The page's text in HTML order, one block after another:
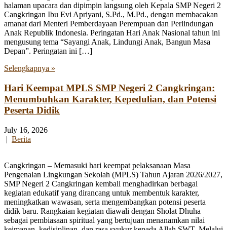
halaman upacara dan dipimpin langsung oleh Kepala SMP Negeri 2
Cangkringan Ibu Evi Apriyani, S.Pd., M.Pd., dengan membacakan
amanat dari Menteri Pemberdayaan Perempuan dan Perlindungan
Anak Republik Indonesia. Peringatan Hari Anak Nasional tahun ini
mengusung tema “Sayangi Anak, Lindungi Anak, Bangun Masa
Depan”. Peringatan ini […]
Selengkapnya »
Hari Keempat MPLS SMP Negeri 2 Cangkringan:
Menumbuhkan Karakter, Kepedulian, dan Potensi
Peserta Didik
July 16, 2026
| Berita
Cangkringan – Memasuki hari keempat pelaksanaan Masa
Pengenalan Lingkungan Sekolah (MPLS) Tahun Ajaran 2026/2027,
SMP Negeri 2 Cangkringan kembali menghadirkan berbagai
kegiatan edukatif yang dirancang untuk membentuk karakter,
meningkatkan wawasan, serta mengembangkan potensi peserta
didik baru. Rangkaian kegiatan diawali dengan Sholat Dhuha
sebagai pembiasaan spiritual yang bertujuan menanamkan nilai